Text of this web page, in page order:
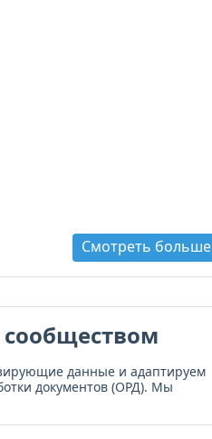
Смотреть больше
данные и адаптируем
документов (ОРД). Мы